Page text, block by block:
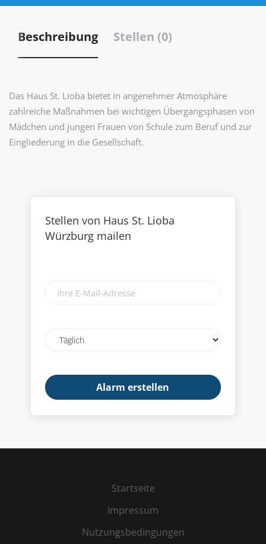
Beschreibung Stellen (0)
Das Haus St. Lioba bietet in angenehmer Atmosphäre
zahlreiche Maßnahmen bei wichtigen Übergangsphasen von
Mädchen und jungen Frauen von Schule zum Beruf und zur
Eingliederung in die Gesellschaft.
Stellen von Haus St. Lioba
Würzburg mailen
frequency
Startseite
Impressum
Nutzungsbedingungen